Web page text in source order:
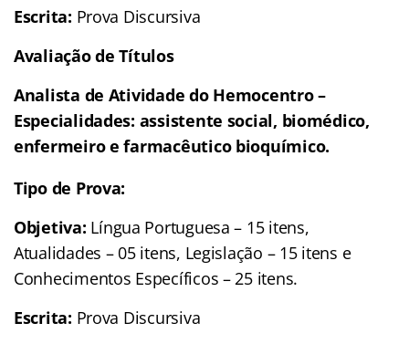
Escrita: Prova Discursiva
Avaliação de Títulos
Analista de Atividade do Hemocentro –
Especialidades: assistente social, biomédico,
enfermeiro e farmacêutico bioquímico.
Tipo de Prova:
Objetiva: Língua Portuguesa – 15 itens,
Atualidades – 05 itens, Legislação – 15 itens e
Conhecimentos Específicos – 25 itens.
Escrita: Prova Discursiva